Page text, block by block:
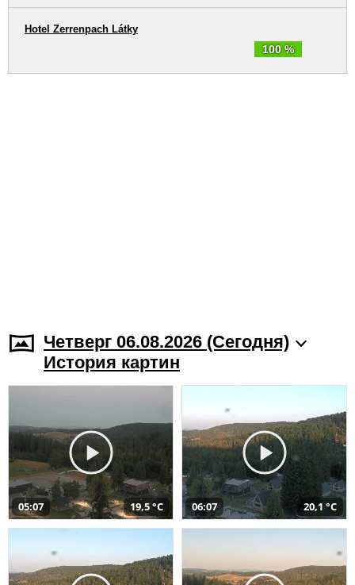
100 %
Hotel Zerrenpach Látky
Четверг 06.08.2026 (Cегодня)
История картин
05:07 19,5 °C 06:07 20,1 °C